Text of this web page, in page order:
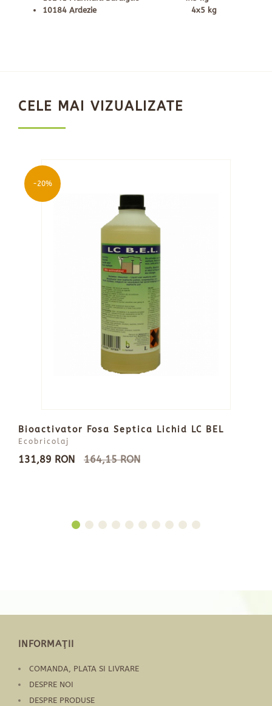
10184 Ardezie 4x5 kg
CELE MAI VIZUALIZATE
-20%
Bioactivator Fosa Septica Lichid LC BEL
Ecobricolaj
131,89 RON 164,15 RON
INFORMAŢII
COMANDA, PLATA SI LIVRARE
DESPRE NOI
DESPRE PRODUSE